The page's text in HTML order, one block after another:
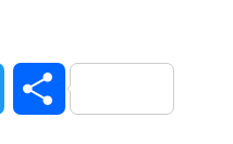
Twitter Share